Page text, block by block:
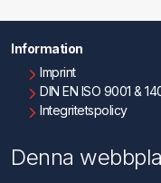
Information
Imprint
DIN EN ISO 9001 &
Integritetspolicy
Kontakta oss
Denna